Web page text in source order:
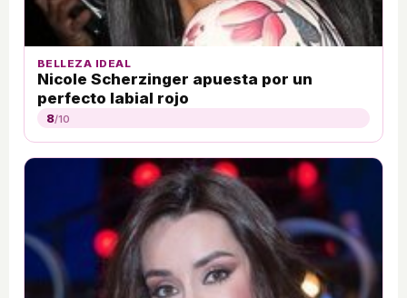
BELLEZA IDEAL
Nicole Scherzinger apuesta por un
perfecto labial rojo
8/10